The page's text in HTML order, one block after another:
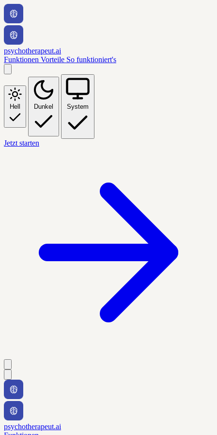
psychotherapeut.ai
Funktionen Vorteile So funktioniert's
Hell Dunkel System
Jetzt starten
psychotherapeut.ai